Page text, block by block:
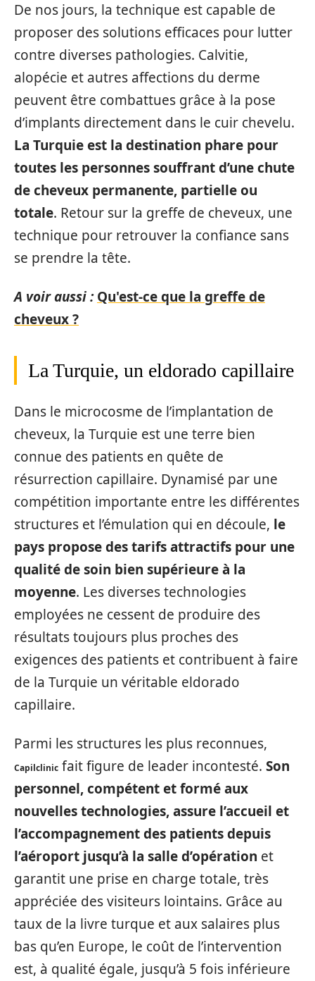
De nos jours, la technique est capable de
proposer des solutions efficaces pour lutter
contre diverses pathologies. Calvitie,
alopécie et autres affections du derme
peuvent être combattues grâce à la pose
d’implants directement dans le cuir chevelu.
La Turquie est la destination phare pour
toutes les personnes souffrant d’une chute
de cheveux permanente, partielle ou
totale. Retour sur la greffe de cheveux, une
technique pour retrouver la confiance sans
se prendre la tête.
A voir aussi : Qu'est-ce que la greffe de
cheveux ?
La Turquie, un eldorado capillaire
Dans le microcosme de l’implantation de
cheveux, la Turquie est une terre bien
connue des patients en quête de
résurrection capillaire. Dynamisé par une
compétition importante entre les différentes
structures et l’émulation qui en découle, le
pays propose des tarifs attractifs pour une
qualité de soin bien supérieure à la
moyenne. Les diverses technologies
employées ne cessent de produire des
résultats toujours plus proches des
exigences des patients et contribuent à faire
de la Turquie un véritable eldorado
capillaire.
Parmi les structures les plus reconnues,
Capilclinic fait figure de leader incontesté. Son
personnel, compétent et formé aux
nouvelles technologies, assure l’accueil et
l’accompagnement des patients depuis
l’aéroport jusqu’à la salle d’opération et
garantit une prise en charge totale, très
appréciée des visiteurs lointains. Grâce au
taux de la livre turque et aux salaires plus
bas qu’en Europe, le coût de l’intervention
est, à qualité égale, jusqu’à 5 fois inférieure